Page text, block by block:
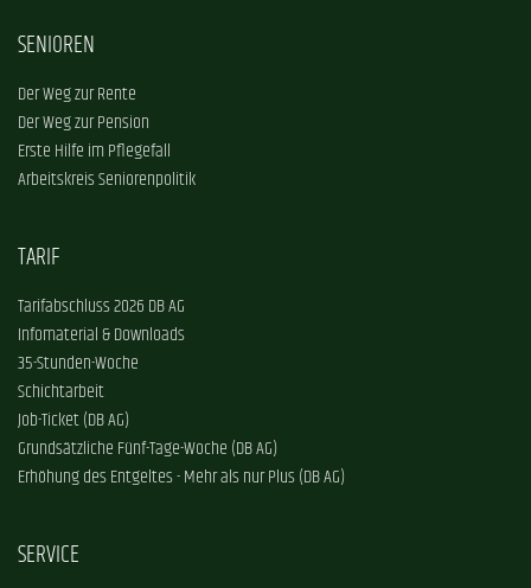
SENIOREN
Der Weg zur Rente
Der Weg zur Pension
Erste Hilfe im Pflegefall
Arbeitskreis Seniorenpolitik
TARIF
Tarifabschluss 2026 DB AG
Infomaterial & Downloads
35-Stunden-Woche
Schichtarbeit
Job-Ticket (DB AG)
Grundsätzliche Fünf-Tage-Woche (DB AG)
Erhöhung des Entgeltes - Mehr als nur Plus (DB AG)
SERVICE